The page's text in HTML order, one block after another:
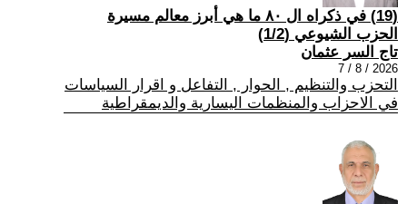
(19) في ذكراه ال ٨٠ ما هي أبرز معالم مسيرة
الحزب الشيوعي (1/2)
تاج السر عثمان
2026 / 8 / 7
التحزب والتنظيم , الحوار , التفاعل و اقرار السياسات
في الاحزاب والمنظمات اليسارية والديمقراطية